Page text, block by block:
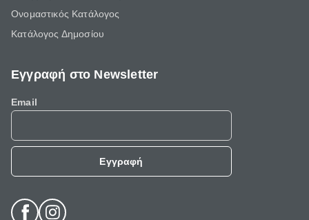
Ονομαστικός Κατάλογος
Κατάλογος Δημοσίου
Εγγραφή στο Newsletter
Email
Εγγραφή